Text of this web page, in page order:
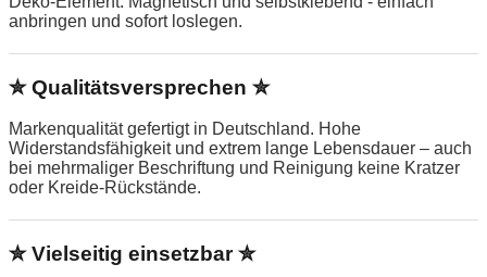
anbringen und sofort loslegen.
✮ Qualitätsversprechen ✮
Markenqualität gefertigt in Deutschland. Hohe
Widerstandsfähigkeit und extrem lange Lebensdauer – auch
bei mehrmaliger Beschriftung und Reinigung keine Kratzer
oder Kreide-Rückstände.
✮ Vielseitig einsetzbar ✮